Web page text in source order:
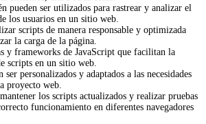
pueden ser utilizados para rastrear y analizar el
los usuarios en un sitio web.
scripts de manera responsable y optimizada
la carga de la página.
y frameworks de JavaScript que facilitan la
scripts en un sitio web.
ser personalizados y adaptados a las necesidades
proyecto web.
los scripts actualizados y realizar pruebas
funcionamiento en diferentes navegadores